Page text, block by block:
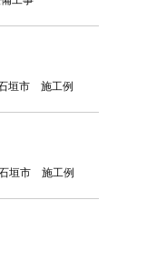
垣市 施工例
垣市 施工例